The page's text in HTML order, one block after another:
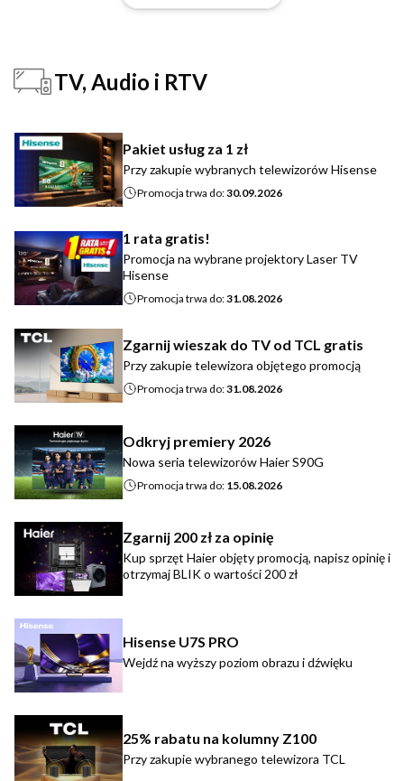
TV, Audio i RTV
Pakiet usług za 1 zł
Przy zakupie wybranych telewizorów Hisense
Promocja trwa do:30.09.2026
1 rata gratis!
Promocja na wybrane projektory Laser TV
Hisense
Promocja trwa do:31.08.2026
Zgarnij wieszak do TV od TCL gratis
Przy zakupie telewizora objętego promocją
Promocja trwa do:31.08.2026
Odkryj premiery 2026
Nowa seria telewizorów Haier S90G
Promocja trwa do: 15.08.2026
Zgarnij 200 zł za opinię
Kup sprzęt Haier objęty promocją, napisz opinię i
otrzymaj BLIK o wartości 200 zł
Hisense U7S PRO
Wejdź na wyższy poziom obrazu i dźwięku
25% rabatu na kolumny Z100
Przy zakupie wybranego telewizora TCL